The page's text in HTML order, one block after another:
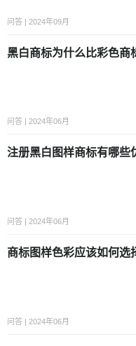
问答 | 2024年09月
黑白商标为什么比彩色商
注册黑白图样商标有哪些